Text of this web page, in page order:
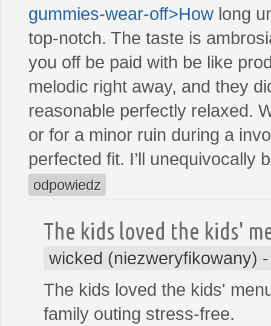
gummies-wear-off>How long
top-notch. The taste is
you off be paid with be like
melodic right away, and they
reasonable perfectly relaxed.
or for a minor ruin during a
perfected fit. I’ll unequivocally
odpowiedz
The kids loved the kids'
wicked (niezweryfikowany)
The kids loved the kids'
family outing stress-free.